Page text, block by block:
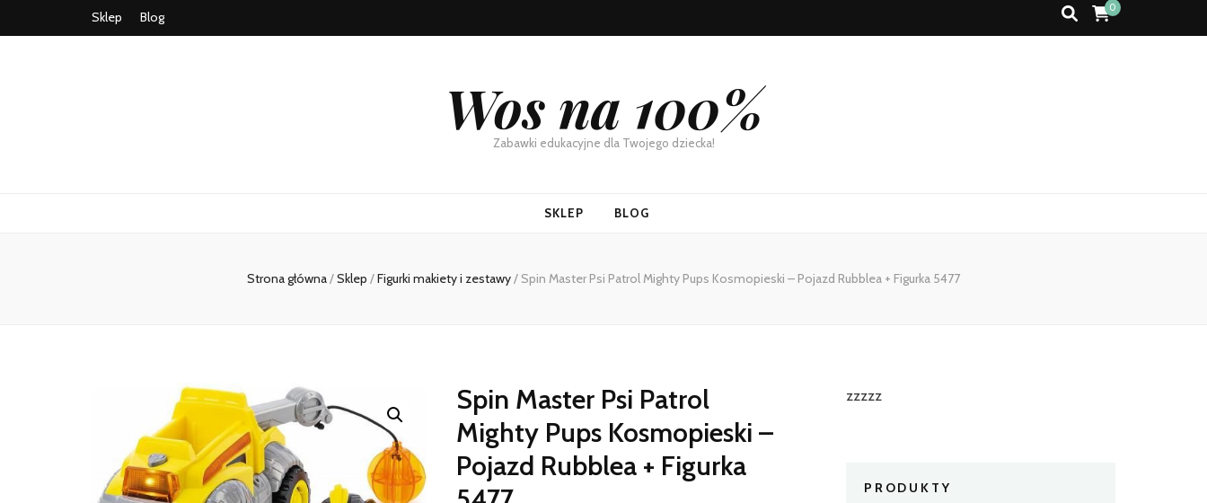
Sklep Blog
0
Wos na 100%
Zabawki edukacyjne dla Twojego dziecka!
SKLEP BLOG
Strona główna/Sklep /Figurki makiety i zestawy/ Spin Master Psi Patrol Mighty Pups Kosmopieski – Pojazd Rubblea + Figurka 5477
Spin Master Psi Patrol
Mighty Pups Kosmopieski –
Pojazd Rubblea + Figurka
zzzzz
PRODUKTY